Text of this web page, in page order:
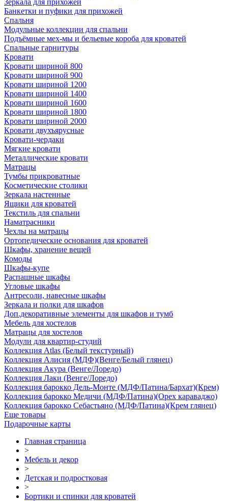
Зеркала для прихожей
Банкетки и пуфики для прихожей
Спальня
Модульные коллекции для спальни
Подъёмные мех-мы и бельевые короба для кроватей
Спальные гарнитуры
Кровати
Кровати шириной 800
Кровати шириной 900
Кровати шириной 1200
Кровати шириной 1400
Кровати шириной 1600
Кровати шириной 1800
Кровати шириной 2000
Кровати двухъярусные
Кровати-чердаки
Мягкие кровати
Металлические кровати
Матрацы
Тумбы прикроватные
Косметические столики
Зеркала настенные
Ящики для кроватей
Текстиль для спальни
Наматрасники
Чехлы на матрацы
Ортопедические основания для кроватей
Шкафы, хранение вещей
Комоды
Шкафы-купе
Распашные шкафы
Угловые шкафы
Антресоли, навесные шкафы
Зеркала и полки для шкафов
Доп.декоративные элементы для шкафов и тумб
Мебель для хостелов
Матрацы для хостелов
Модули для квартир-студий
Коллекция Atlas (Белый текстурный)
Коллекция Алисия (МДФ)(Венге/Белый глянец)
Коллекция Акура (Венге/Лоредо)
Коллекция Лаки (Венге/Лоредо)
Коллекция барокко Дель-Монте (МДФ/Патина/Бархат)(Крем)
Коллекция барокко Медичи (МДФ/Патина)(Орех караваджо)
Коллекция барокко Себастьяно (МДФ/Патина)(Крем глянец)
Еще товары
Подарочные карты
Главная страница
>
Мебель и декор
>
Детская и подростковая
>
Бортики и спинки для кроватей